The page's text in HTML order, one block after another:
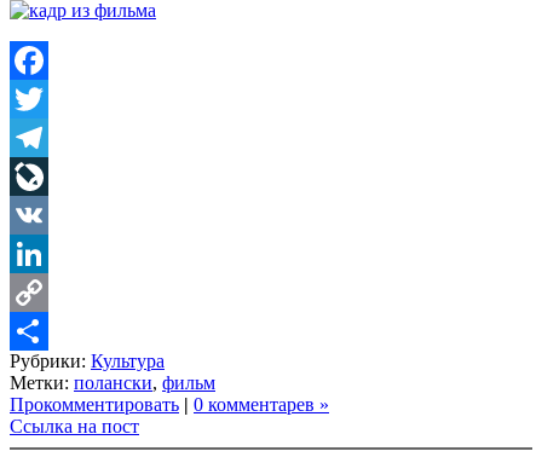
Facebook
Twitter
Telegram
LiveJournal
VK
LinkedIn
Copy
Link
Share
Рубрики: Культура
Метки: полански, фильм
Прокомментировать | 0 комментарев »
Ссылка на пост